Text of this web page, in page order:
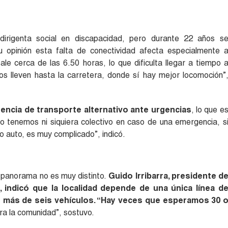
social en discapacidad, pero durante 22 años se
opinión esta falta de conectividad afecta especialmente a
cerca de las 6.50 horas, lo que dificulta llegar a tiempo a
lleven hasta la carretera, donde sí hay mejor locomoción”,
de transporte alternativo ante urgencias, lo que es
tenemos ni siquiera colectivo en caso de una emergencia, si
auto, es muy complicado”, indicó.
no es muy distinto. Guido Irribarra, presidente de
que la localidad depende de una única línea de
de seis vehículos. “Hay veces que esperamos 30 o
la comunidad”, sostuvo.